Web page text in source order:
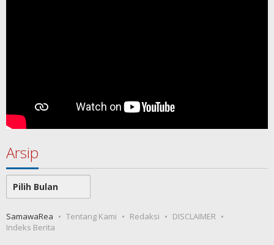
Arsip
Arsip
SamawaRea Tentang Kami Redaksi
DISCLAIMER
Indeks Berita